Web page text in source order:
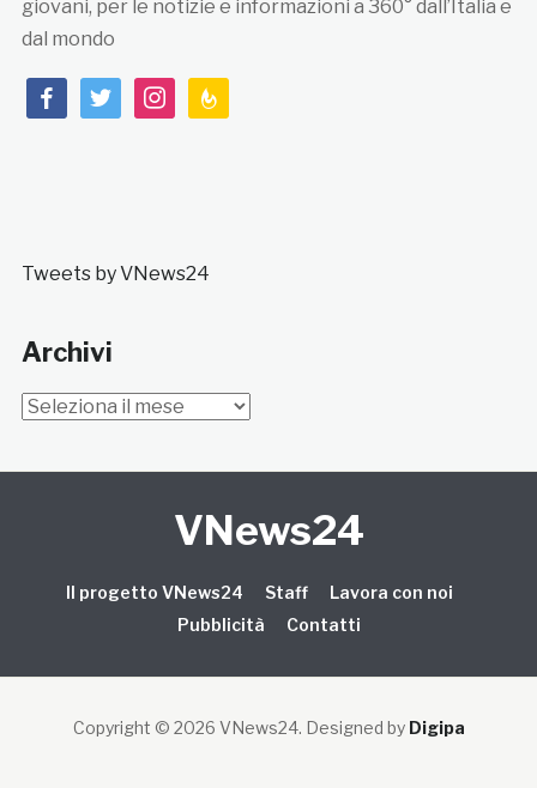
giovani, per le notizie e informazioni a 360° dall’Italia e
dal mondo
facebooktwitterinstagramfeedburner
Tweets by VNews24
Archivi
Archivi
VNews24
Il progetto VNews24 Staff
Lavora con noi
Pubblicità
Contatti
Copyright © 2026 VNews24. Designed by Digipa